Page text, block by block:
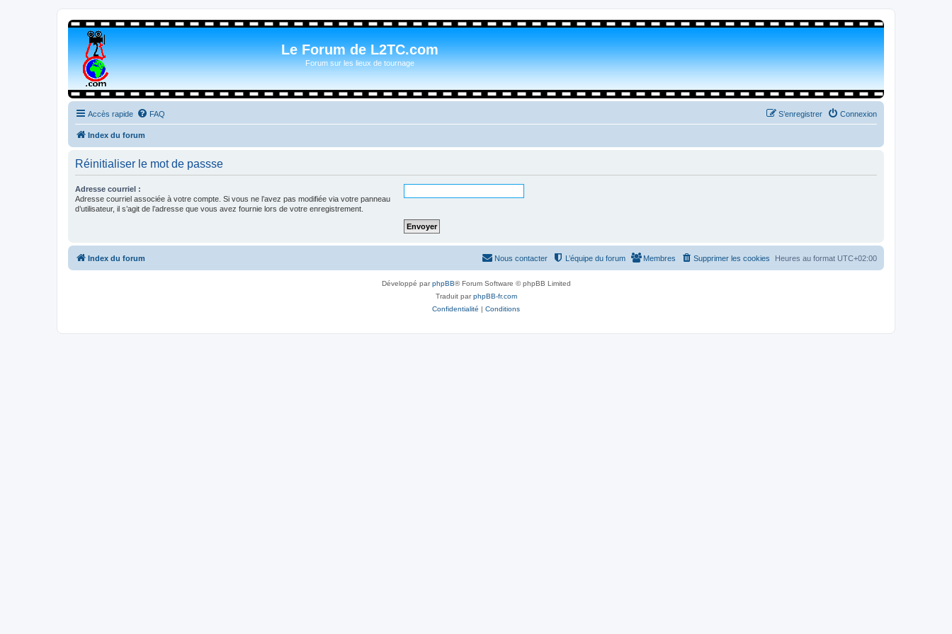
Le Forum de L2TC.com
Forum sur les lieux de tournage
Accès rapide FAQ Connexion
S’enregistrer
Index du forum
Réinitialiser le mot de passse
Adresse courriel :
Adresse courriel associée à votre compte. Si vous ne l’avez pas modifiée via votre panneau
d’utilisateur, il s’agit de l’adresse que vous avez fournie lors de votre enregistrement.
Index du forum Heures au format UTC+02:00
Supprimer les cookies
Membres
L’équipe du forum
Nous contacter
Développé parphpBB® Forum Software © phpBB Limited
Traduit parphpBB-fr.com
Confidentialité | Conditions